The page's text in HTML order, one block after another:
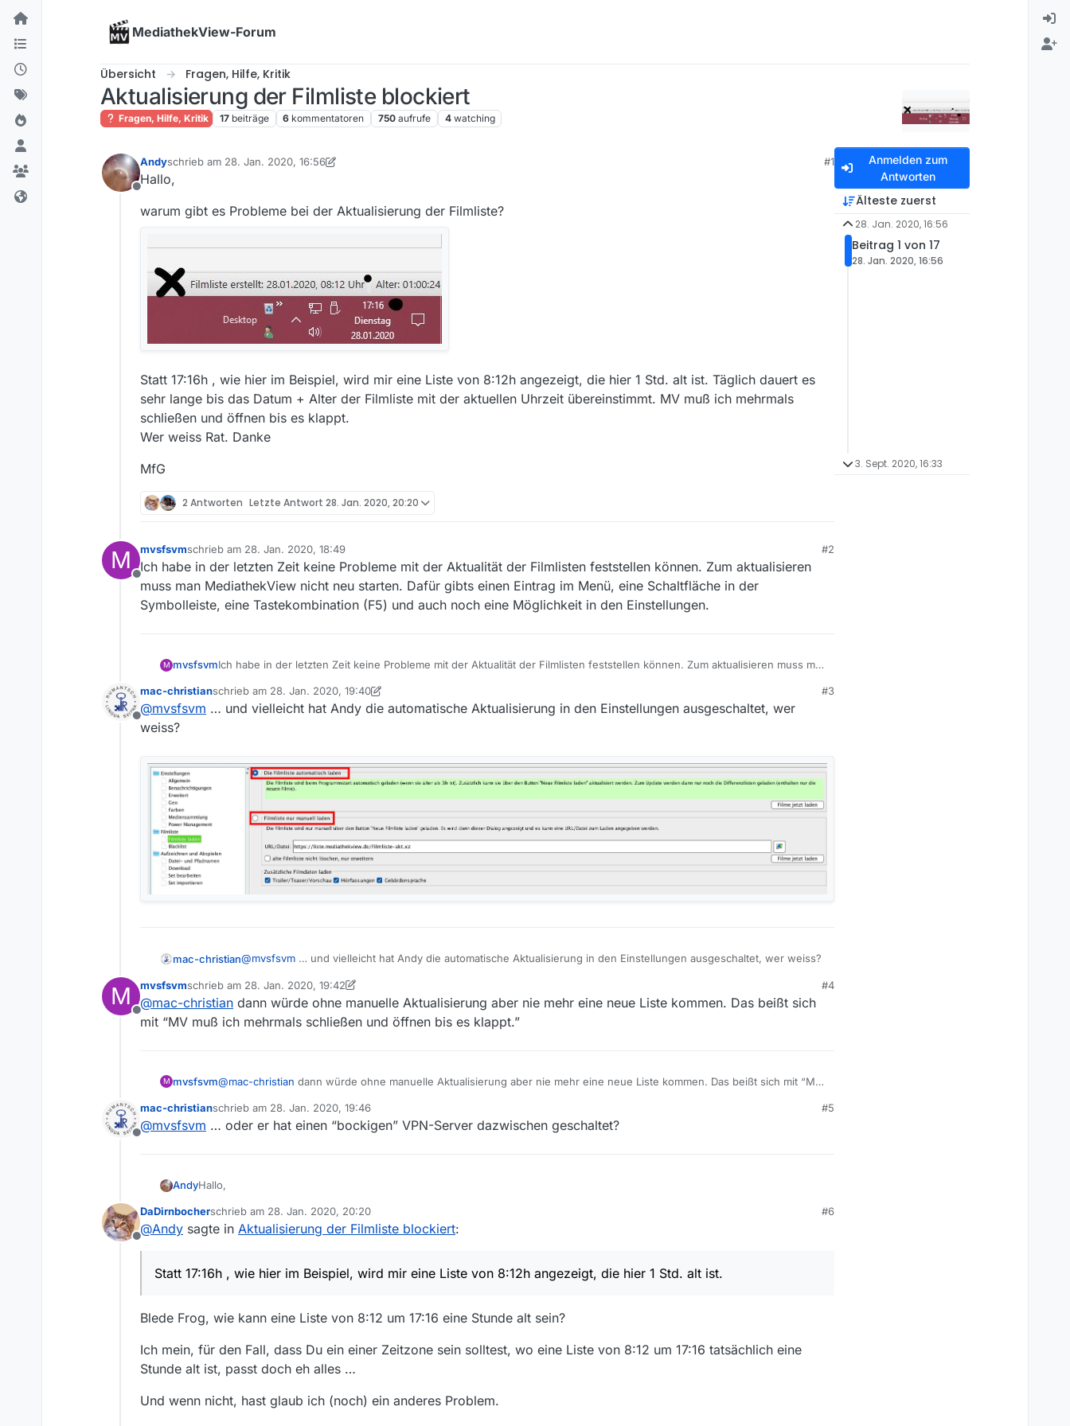
Skip to content
MediathekView-Forum
Übersicht Fragen, Hilfe, Kritik
Aktualisierung der Filmliste blockiert
Fragen, Hilfe, Kritik 17 beiträge 6 kommentatoren 750 aufrufe 4 watching
Offline
Andyschrieb am 28. Jan. 2020, 16:56
zuletzt editiert von Andy
#1
Hallo,
warum gibt es Probleme bei der Aktualisierung der Filmliste?
Statt 17:16h , wie hier im Beispiel, wird mir eine Liste von 8:12h angezeigt, die hier 1 Std. alt ist. Täglich dauert es
sehr lange bis das Datum + Alter der Filmliste mit der aktuellen Uhrzeit übereinstimmt. MV muß ich mehrmals
schließen und öffnen bis es klappt.
Wer weiss Rat. Danke
MfG
2 Antworten Letzte Antwort 28. Jan. 2020, 20:20
M
Offline
mvsfsvmschrieb am 28. Jan. 2020, 18:49
zuletzt editiert von
#2
Ich habe in der letzten Zeit keine Probleme mit der Aktualität der Filmlisten feststellen können. Zum aktualisieren
muss man MediathekView nicht neu starten. Dafür gibts einen Eintrag im Menü, eine Schaltfläche in der
Symbolleiste, eine Tastekombination (F5) und auch noch eine Möglichkeit in den Einstellungen.
M mvsfsvmIch habe in der letzten Zeit keine Probleme mit der Aktualität der Filmlisten feststellen können. Zum aktualisieren muss man
Tastekombination (F5) und auch noch eine Möglichkeit in den Einstellungen.
Offline
mac-christianschrieb am 28. Jan. 2020, 19:40
zuletzt editiert von mac-christian
#3
@mvsfsvm … und vielleicht hat Andy die automatische Aktualisierung in den Einstellungen ausgeschaltet, wer
weiss?
mac-christian@mvsfsvm … und vielleicht hat Andy die automatische Aktualisierung in den Einstellungen ausgeschaltet, wer weiss?
M
Offline
mvsfsvmschrieb am 28. Jan. 2020, 19:42
zuletzt editiert von mvsfsvm
#4
@mac-christian dann würde ohne manuelle Aktualisierung aber nie mehr eine neue Liste kommen. Das beißt sich
mit “MV muß ich mehrmals schließen und öffnen bis es klappt.”
M mvsfsvm@mac-christian dann würde ohne manuelle Aktualisierung aber nie mehr eine neue Liste kommen. Das beißt sich mit “MV
Offline
mac-christianschrieb am 28. Jan. 2020, 19:46
zuletzt editiert von
#5
@mvsfsvm … oder er hat einen “bockigen” VPN-Server dazwischen geschaltet?
AndyHallo,
warum gibt es Probleme bei der Aktualisierung der Filmliste?
klappt.
MfG
Offline
DaDirnbocherschrieb am 28. Jan. 2020, 20:20
zuletzt editiert von
#6
@Andy sagte in Aktualisierung der Filmliste blockiert:
Statt 17:16h , wie hier im Beispiel, wird mir eine Liste von 8:12h angezeigt, die hier 1 Std. alt ist.
Blede Frog, wie kann eine Liste von 8:12 um 17:16 eine Stunde alt sein?
Ich mein, für den Fall, dass Du ein einer Zeitzone sein solltest, wo eine Liste von 8:12 um 17:16 tatsächlich eine
Stunde alt ist, passt doch eh alles …
Und wenn nicht, hast glaub ich (noch) ein anderes Problem.
Anmelden zum
Antworten
Älteste zuerst
28. Jan. 2020, 16:56
Beitrag 1 von 17
28. Jan. 2020, 16:56
3. Sept. 2020, 16:33